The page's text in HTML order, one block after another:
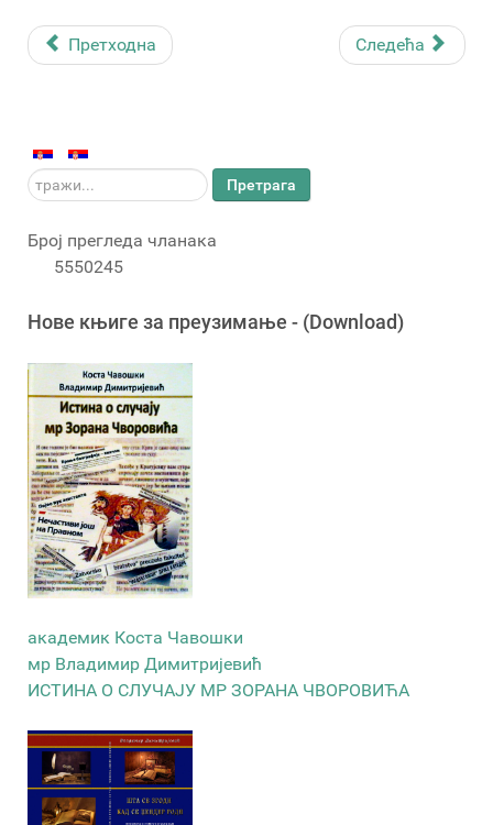
Претходна Следећа
тражи... Претрага
Број прегледа чланака
5550245
Новe књигe за преузимање - (Download)
академик Коста Чавошки
мр Владимир Димитријевић
ИСТИНА О СЛУЧАЈУ МР ЗОРАНА ЧВОРОВИЋА